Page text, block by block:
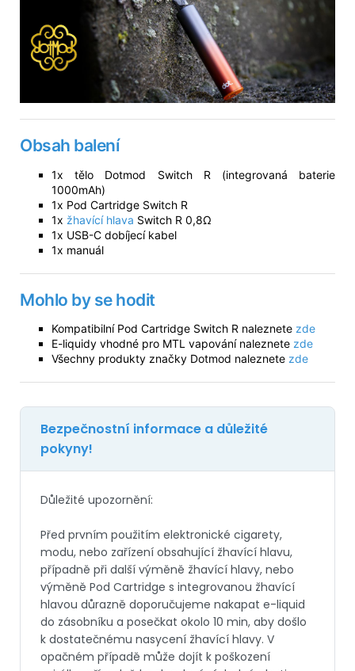
Obsah balení
1x tělo Dotmod Switch R (integrovaná baterie
1000mAh)
1x Pod Cartridge Switch R
1x žhavící hlava Switch R 0,8Ω
1x USB-C dobíjecí kabel
1x manuál
Mohlo by se hodit
Kompatibilní Pod Cartridge Switch R naleznete zde
E-liquidy vhodné pro MTL vapování naleznete zde
Všechny produkty značky Dotmod naleznete zde